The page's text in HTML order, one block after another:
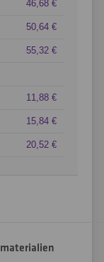
46,68 €
50,64 €
55,32 €
11,88 €
15,84 €
20,52 €